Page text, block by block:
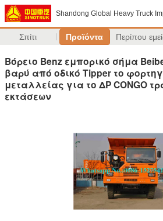
Shandong Global Heavy Truck
Σπίτι Προϊόντα Περίπου
Βόρειο Benz εμπορικό σήμα
βαρύ από οδικό Tipper το
μεταλλείας για το ΔΡ CONGO
εκτάσεων